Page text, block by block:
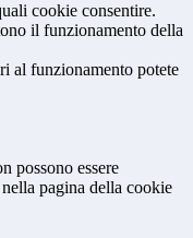
cookie consentire.
il funzionamento della
al funzionamento potete
possono essere
pagina della cookie